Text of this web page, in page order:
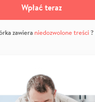
Wpłać teraz
zawiera niedozwolone treści?